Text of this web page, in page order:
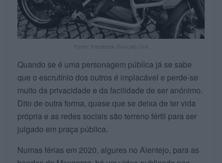
Fonte: Facebook Gonçalo Uva
Quando se é uma personagem pública já se sabe
que o escrutínio dos outros é implacável e perde-se
muito da privacidade e da facilidade de ser anónimo.
Dito de outra forma, quase que se deixa de ter vida
própria e as redes sociais são terreno fértil para ser
julgado em praça pública.
Numas férias em 2020, algures no Alentejo, para as